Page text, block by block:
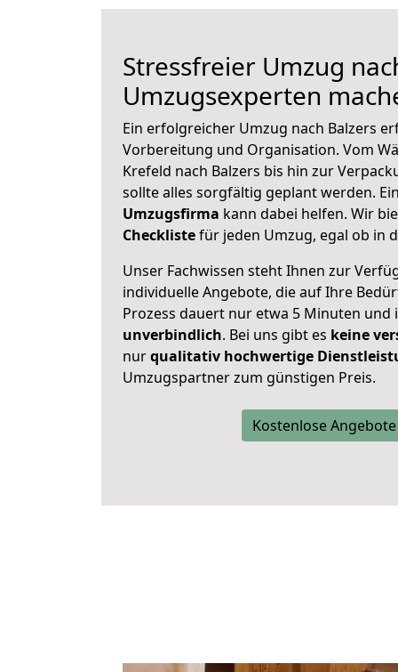
Stressfreier Umzug
Umzugsexperten
Ein erfolgreicher Umzug nach Balzers
Vorbereitung und Organisation. Vom
Krefeld nach Balzers bis hin zur
sollte alles sorgfältig geplant werden.
Umzugsfirma kann dabei helfen. Wir
Checklistefür jeden Umzug, egal ob in
Unser Fachwissen steht Ihnen zur
individuelle Angebote, die auf Ihre
Prozess dauert nur etwa 5 Minuten und
unverbindlich. Bei uns gibt es keine
nurqualitativ hochwertige
Umzugspartner zum günstigen Preis.
Kostenlose